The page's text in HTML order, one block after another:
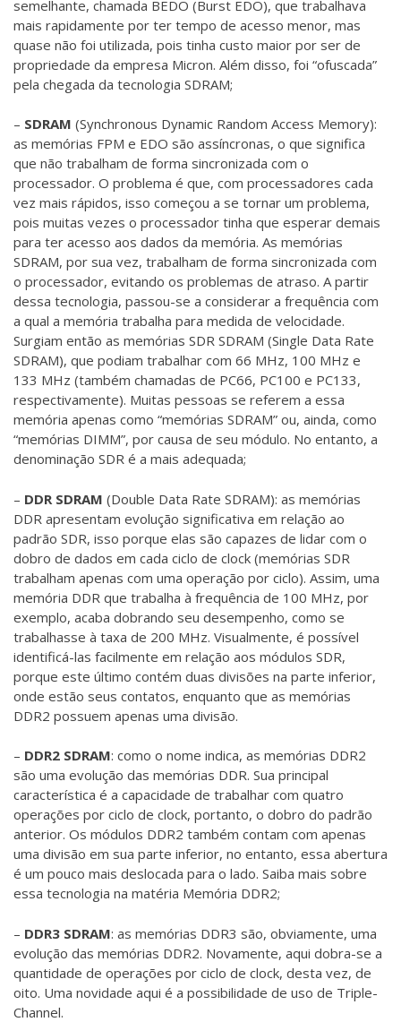
semelhante, chamada BEDO (Burst EDO), que trabalhava
mais rapidamente por ter tempo de acesso menor, mas
quase não foi utilizada, pois tinha custo maior por ser de
propriedade da empresa Micron. Além disso, foi “ofuscada”
pela chegada da tecnologia SDRAM;
– SDRAM (Synchronous Dynamic Random Access Memory):
as memórias FPM e EDO são assíncronas, o que significa
que não trabalham de forma sincronizada com o
processador. O problema é que, com processadores cada
vez mais rápidos, isso começou a se tornar um problema,
pois muitas vezes o processador tinha que esperar demais
para ter acesso aos dados da memória. As memórias
SDRAM, por sua vez, trabalham de forma sincronizada com
o processador, evitando os problemas de atraso. A partir
dessa tecnologia, passou-se a considerar a frequência com
a qual a memória trabalha para medida de velocidade.
Surgiam então as memórias SDR SDRAM (Single Data Rate
SDRAM), que podiam trabalhar com 66 MHz, 100 MHz e
133 MHz (também chamadas de PC66, PC100 e PC133,
respectivamente). Muitas pessoas se referem a essa
memória apenas como “memórias SDRAM” ou, ainda, como
“memórias DIMM”, por causa de seu módulo. No entanto, a
denominação SDR é a mais adequada;
– DDR SDRAM (Double Data Rate SDRAM): as memórias
DDR apresentam evolução significativa em relação ao
padrão SDR, isso porque elas são capazes de lidar com o
dobro de dados em cada ciclo de clock (memórias SDR
trabalham apenas com uma operação por ciclo). Assim, uma
memória DDR que trabalha à frequência de 100 MHz, por
exemplo, acaba dobrando seu desempenho, como se
trabalhasse à taxa de 200 MHz. Visualmente, é possível
identificá-las facilmente em relação aos módulos SDR,
porque este último contém duas divisões na parte inferior,
onde estão seus contatos, enquanto que as memórias
DDR2 possuem apenas uma divisão.
– DDR2 SDRAM: como o nome indica, as memórias DDR2
são uma evolução das memórias DDR. Sua principal
característica é a capacidade de trabalhar com quatro
operações por ciclo de clock, portanto, o dobro do padrão
anterior. Os módulos DDR2 também contam com apenas
uma divisão em sua parte inferior, no entanto, essa abertura
é um pouco mais deslocada para o lado. Saiba mais sobre
essa tecnologia na matéria Memória DDR2;
– DDR3 SDRAM: as memórias DDR3 são, obviamente, uma
evolução das memórias DDR2. Novamente, aqui dobra-se a
quantidade de operações por ciclo de clock, desta vez, de
oito. Uma novidade aqui é a possibilidade de uso de Triple-
Channel.